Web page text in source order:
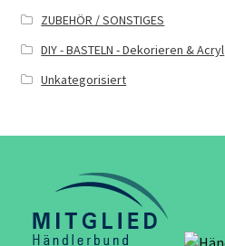
ZUBEHÖR / SONSTIGES
DIY - BASTELN - Dekorieren & Acryl
Unkategorisiert